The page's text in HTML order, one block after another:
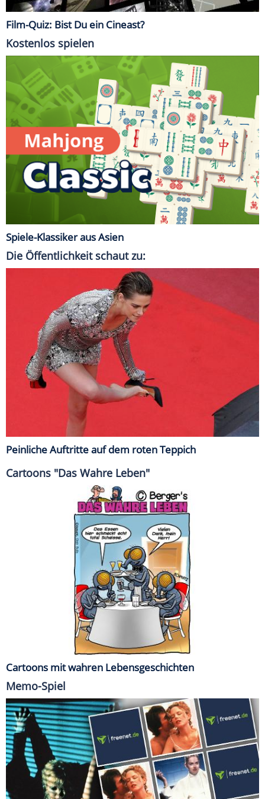
Film-Quiz: Bist Du ein Cineast?
Kostenlos spielen
Spiele-Klassiker aus Asien
Die Öffentlichkeit schaut zu:
Peinliche Auftritte auf dem roten Teppich
Cartoons "Das Wahre Leben"
Cartoons mit wahren Lebensgeschichten
Memo-Spiel